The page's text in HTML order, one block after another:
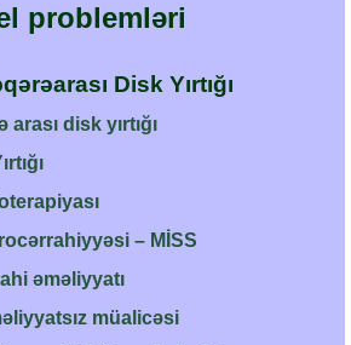
problemləri
Disk Yırtığı
arası disk yırtığı
– MİSS
əməliyyatı
müalicəsi